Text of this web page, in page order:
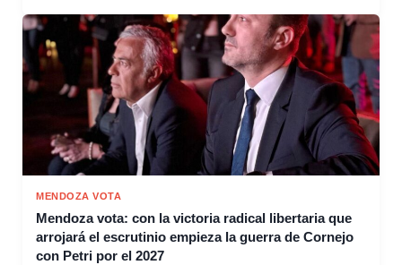
MENDOZA VOTA
Mendoza vota: con la victoria radical libertaria que
arrojará el escrutinio empieza la guerra de Cornejo
con Petri por el 2027